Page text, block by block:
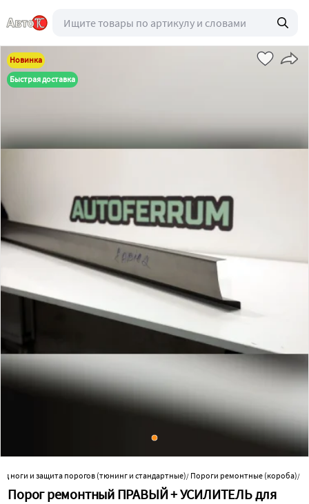
Новинка
Быстрая доставка
ноги и защита порогов (тюнинг и стандартные)/ Пороги ремонтные (короба)/
Порог ремонтный ПРАВЫЙ + УСИЛИТЕЛЬ для